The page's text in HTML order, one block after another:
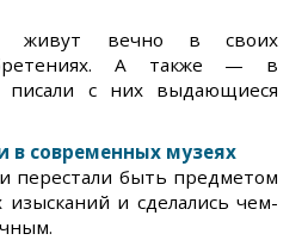
живут вечно в своих
А также — в
писали с них выдающиеся
в современных музеях
перестали быть предметом
и сделались чем-